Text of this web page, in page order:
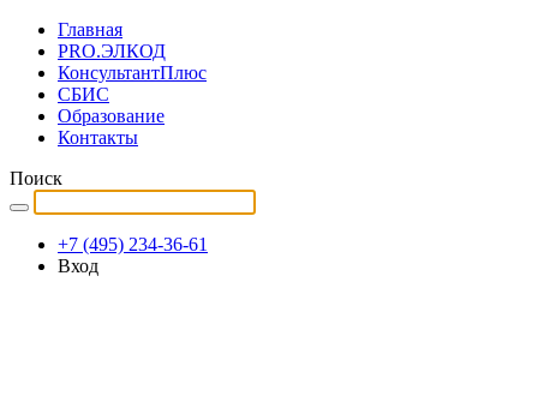
Главная
PRO.ЭЛКОД
КонсультантПлюс
СБИС
Образование
Контакты
Поиск
+7 (495) 234-36-61
Вход